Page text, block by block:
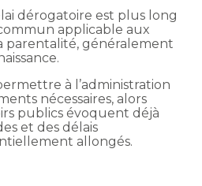
dérogatoire est plus long
applicable aux
parentalité, généralement
à l’administration
nécessaires, alors
publics évoquent déjà
et des délais
allongés.